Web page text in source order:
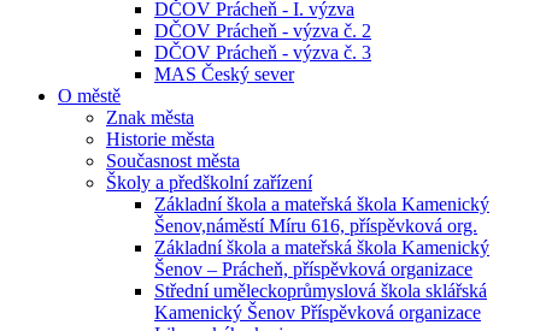
DČOV Prácheň - I. výzva
DČOV Prácheň - výzva č. 2
DČOV Prácheň - výzva č. 3
MAS Český sever
O městě
Znak města
Historie města
Současnost města
Školy a předškolní zařízení
Základní škola a mateřská škola Kamenický
Šenov,náměstí Míru 616, příspěvková org.
Základní škola a mateřská škola Kamenický
Šenov – Prácheň, příspěvková organizace
Střední uměleckoprůmyslová škola sklářská
Kamenický Šenov Příspěvková organizace